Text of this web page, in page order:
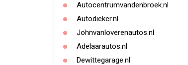
Autocentrumvandenbroek.nl
Autodieker.nl
Johnvanloverenautos.nl
Adelaarautos.nl
Dewittegarage.nl